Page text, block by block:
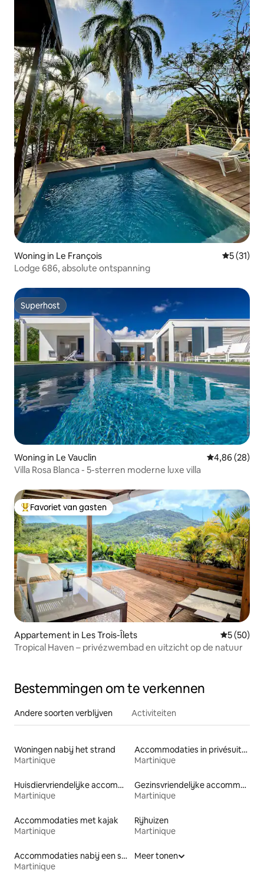
Woning in Le François
5 (31)
Lodge 686, absolute ontspanning
Superhost
Superhost
Woning in Le Vauclin Gemiddelde
4,86 (28)
Villa Rosa Blanca - 5-sterren moderne luxe villa
Topfavoriet van gasten
Favoriet van gasten
Appartement in Les Trois-Îlets
5 (50)
Tropical Haven – privézwembad en uitzicht op de natuur
Bestemmingen om te verkennen
Andere soorten verblijven Activiteiten
Woningen nabij het strand
Martinique
Accommodaties in privésuites
Martinique
Huisdiervriendelijke accommodaties
Martinique
Gezinsvriendelijke accommodaties
Martinique
Accommodaties met kajak
Martinique
Rijhuizen
Martinique
Accommodaties nabij een strand
Martinique
Meer tonen